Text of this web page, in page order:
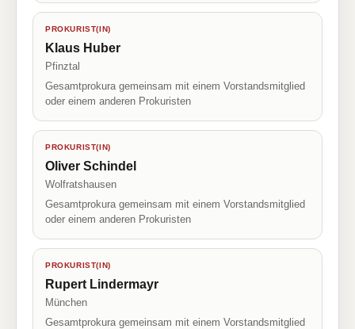
PROKURIST(IN)
Klaus Huber
Pfinztal
Gesamtprokura gemeinsam mit einem Vorstandsmitglied
oder einem anderen Prokuristen
PROKURIST(IN)
Oliver Schindel
Wolfratshausen
Gesamtprokura gemeinsam mit einem Vorstandsmitglied
oder einem anderen Prokuristen
PROKURIST(IN)
Rupert Lindermayr
München
Gesamtprokura gemeinsam mit einem Vorstandsmitglied